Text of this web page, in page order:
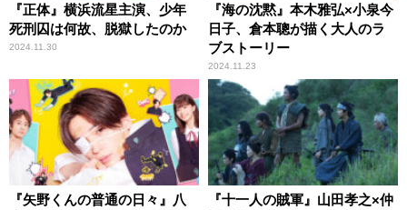
『正体』横浜流星主演、少年
死刑囚は何故、脱獄したのか
2024.11.30
『海の沈黙』本木雅弘×小泉今
日子、倉本聰が描く大人のラ
ブストーリー
2024.11.23
『矢野くんの普通の日々』八
『十一人の賊軍』山田孝之×仲